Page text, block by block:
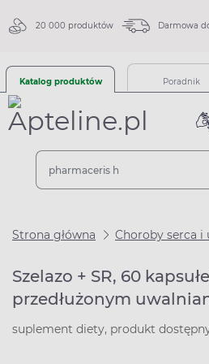
20 000 produktów Darmowa
Katalog produktów Poradnik
Strona główna Choroby serca i
Szelazo + SR, 60
przedłużonym
suplement diety, produkt